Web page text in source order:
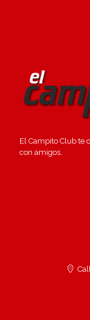
El Campito Club te
con amigos.